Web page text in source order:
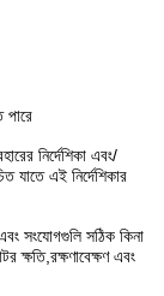
পারে
নির্দেশিকা এবং/
এই নির্দেশিকার
সংযোগগুলি সঠিক কিনা
ক্ষতি,রক্ষণাবেক্ষণ এবং